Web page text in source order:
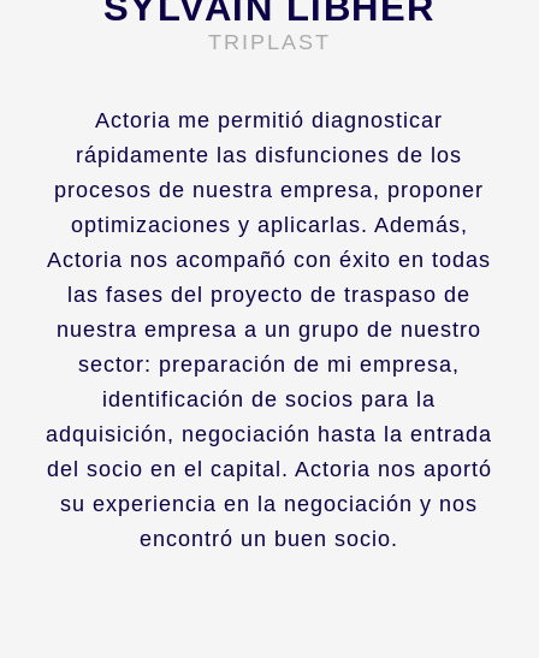
Actoria me permitió diagnosticar
rápidamente las disfunciones de los
procesos de nuestra empresa, proponer
optimizaciones y aplicarlas. Además,
Actoria nos acompañó con éxito en todas
las fases del proyecto de traspaso de
nuestra empresa a un grupo de nuestro
sector: preparación de mi empresa,
identificación de socios para la
adquisición, negociación hasta la entrada
del socio en el capital. Actoria nos aportó
su experiencia en la negociación y nos
encontró un buen socio.
TRIPLAST